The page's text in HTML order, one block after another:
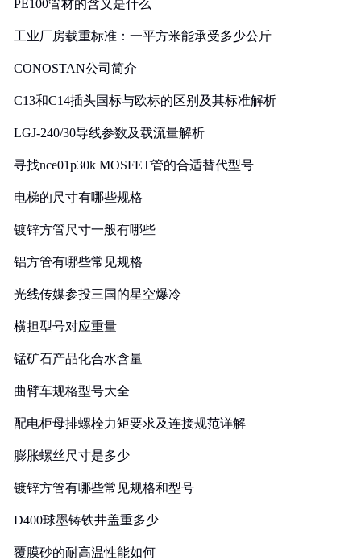
PE100管材的含义是什么
工业厂房载重标准：一平方米能承受多少公斤
CONOSTAN公司简介
C13和C14插头国标与欧标的区别及其标准解析
LGJ-240/30导线参数及载流量解析
寻找nce01p30k MOSFET管的合适替代型号
电梯的尺寸有哪些规格
镀锌方管尺寸一般有哪些
铝方管有哪些常见规格
光线传媒参投三国的星空爆冷
横担型号对应重量
锰矿石产品化合水含量
曲臂车规格型号大全
配电柜母排螺栓力矩要求及连接规范详解
膨胀螺丝尺寸是多少
镀锌方管有哪些常见规格和型号
D400球墨铸铁井盖重多少
覆膜砂的耐高温性能如何